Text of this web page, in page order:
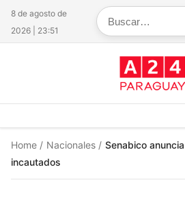
8 de agosto de
2026 | 23:51
Home / Nacionales / Senabico
incautados